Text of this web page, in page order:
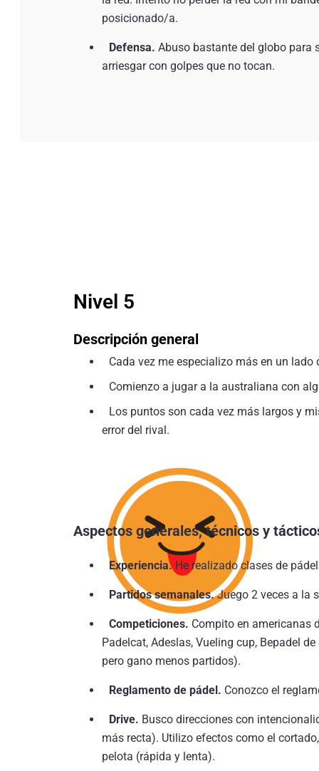
posicionado/a.
Defensa. Abuso bastante del globo para
arriesgar con golpes que no tocan.
Nivel 5
Descripción general
Cada vez me especializo más en un lado
Comienzo a jugar a la australiana con
Los puntos son cada vez más largos y
error del rival.
Aspectos generales, técnicos y
Experiencia. He realizado clases de
Partidos semanales.Juego 2 veces a la
Competiciones. Compito en americanas
Padelcat, Adeslas, Vueling cup, Bepadel
pero gano menos partidos).
Reglamento de pádel. Conozco el
Drive. Busco direcciones con
más recta). Utilizo efectos como el
pelota (rápida y lenta).